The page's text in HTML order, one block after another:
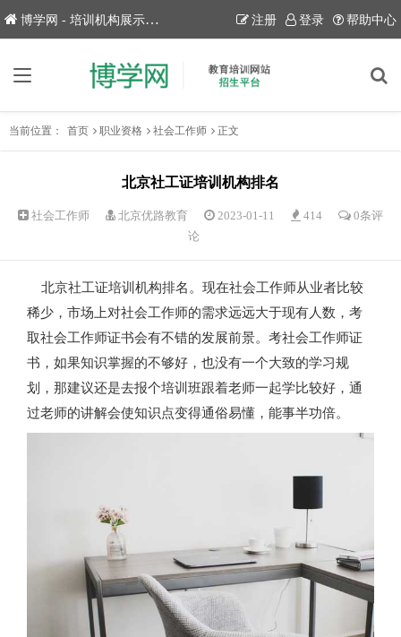
博学网 - 培训机构展示平台！ 注册 登录 帮助中心
当前位置： 首页 职业资格 社会工作师 正文
北京社工证培训机构排名
社会工作师 北京优路教育 2023-01-11 414
0条评
论
北京社工证培训机构排名。现在社会工作师从业者比较
稀少，市场上对社会工作师的需求远远大于现有人数，考
取社会工作师证书会有不错的发展前景。考社会工作师证
书，如果知识掌握的不够好，也没有一个大致的学习规
划，那建议还是去报个培训班跟着老师一起学比较好，通
过老师的讲解会使知识点变得通俗易懂，能事半功倍。